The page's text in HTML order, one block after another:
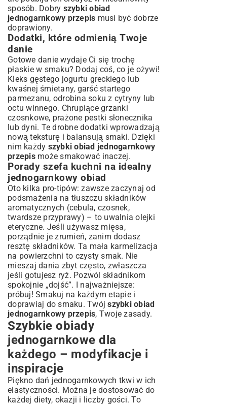
sposób. Dobry szybki obiad
jednogarnkowy przepis musi być dobrze
doprawiony.
Dodatki, które odmienią Twoje
danie
Gotowe danie wydaje Ci się trochę
płaskie w smaku? Dodaj coś, co je ożywi!
Kleks gęstego jogurtu greckiego lub
kwaśnej śmietany, garść startego
parmezanu, odrobina soku z cytryny lub
octu winnego. Chrupiące grzanki
czosnkowe, prażone pestki słonecznika
lub dyni. Te drobne dodatki wprowadzają
nową teksturę i balansują smaki. Dzięki
nim każdy szybki obiad jednogarnkowy
przepismoże smakować inaczej.
Porady szefa kuchni na idealny
jednogarnkowy obiad
Oto kilka pro-tipów: zawsze zaczynaj od
podsmażenia na tłuszczu składników
aromatycznych (cebula, czosnek,
twardsze przyprawy) – to uwalnia olejki
eteryczne. Jeśli używasz mięsa,
porządnie je zrumień, zanim dodasz
resztę składników. Ta mała karmelizacja
na powierzchni to czysty smak. Nie
mieszaj dania zbyt często, zwłaszcza
jeśli gotujesz ryż. Pozwól składnikom
spokojnie „dojść”. I najważniejsze:
próbuj! Smakuj na każdym etapie i
doprawiaj do smaku. Twójszybki obiad
jednogarnkowy przepis, Twoje zasady.
Szybkie obiady
jednogarnkowe dla
każdego – modyfikacje i
inspiracje
Piękno dań jednogarnkowych tkwi w ich
elastyczności. Można je dostosować do
każdej diety, okazji i liczby gości. To